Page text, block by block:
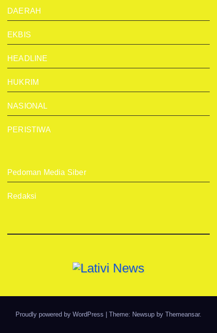
DAERAH
EKBIS
HEADLINE
HUKRIM
NASIONAL
PERISTIWA
Pedoman Media Siber
Redaksi
Proudly powered by WordPress Theme: Newsup by Themeansar.